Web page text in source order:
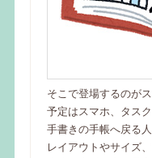
そこで登場するのが
予定はスマホ、タス
手書きの手帳へ戻る
レイアウトやサイズ